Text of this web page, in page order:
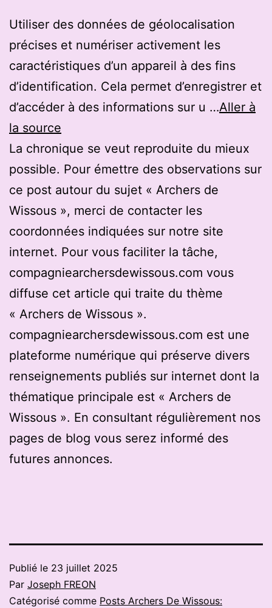
Utiliser des données de géolocalisation
précises et numériser activement les
caractéristiques d’un appareil à des fins
d’identification. Cela permet d’enregistrer et
d’accéder à des informations sur u …Aller à
la source
La chronique se veut reproduite du mieux
possible. Pour émettre des observations sur
ce post autour du sujet « Archers de
Wissous », merci de contacter les
coordonnées indiquées sur notre site
internet. Pour vous faciliter la tâche,
compagniearchersdewissous.com vous
diffuse cet article qui traite du thème
« Archers de Wissous ».
compagniearchersdewissous.com est une
plateforme numérique qui préserve divers
renseignements publiés sur internet dont la
thématique principale est « Archers de
Wissous ». En consultant régulièrement nos
pages de blog vous serez informé des
futures annonces.
Publié le 23 juillet 2025
Par Joseph FREON
Catégorisé comme Posts Archers De Wissous: